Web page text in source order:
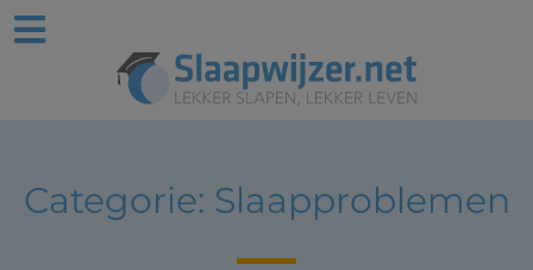
Categorie: Slaapproblemen